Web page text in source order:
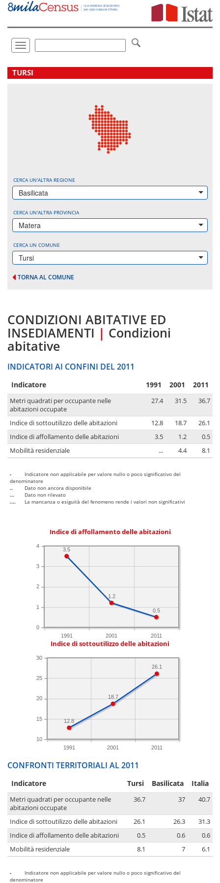
Vai
direttamente
Toggle
navigation
.
TURSI
CERCA UN'ALTRA REGIONE
Basilicata
CERCA UN'ALTRA PROVINCIA
Matera
CERCA UN COMUNE
Tursi
TORNA AL COMUNE
CONDIZIONI ABITATIVE ED
INSEDIAMENTI | Condizioni
abitative
INDICATORI AI CONFINI DEL 2011
Indicatore 1991 2001 2011
Metri quadrati per occupante nelle
abitazioni occupate
27.4 31.5 36.7
Indice di sottoutilizzo delle abitazioni 12.8 18.7
26.1
Indice di affollamento delle abitazioni
3.5 1.2
0.5
Mobilità residenziale
... 4.4 8.1
-
Indicatore non applicabile per valore nullo o poco significativo del
denominatore
..
Dato non ancora disponibile
...
Dato non rilevato
....
La mancanza o esiguità del fenomeno rende i valori non significativi
Indice di affollamento delle abitazioni
1991 2001 2011
0
1
2
3
4
0.5
1.2
3.5
Indice di sottoutilizzo delle abitazioni
1991 2001 2011
10
15
20
25
30
26.1
18.7
12.8
CONFRONTI TERRITORIALI AL 2011
Indicatore Tursi Basilicata Italia
Metri quadrati per occupante nelle
abitazioni occupate
36.7 37 40.7
Indice di sottoutilizzo delle abitazioni 26.1 26.3
31.3
Indice di affollamento delle abitazioni
0.5 0.6
0.6
Mobilità residenziale
8.1 7 6.1
-
Indicatore non applicabile per valore nullo o poco significativo del
denominatore